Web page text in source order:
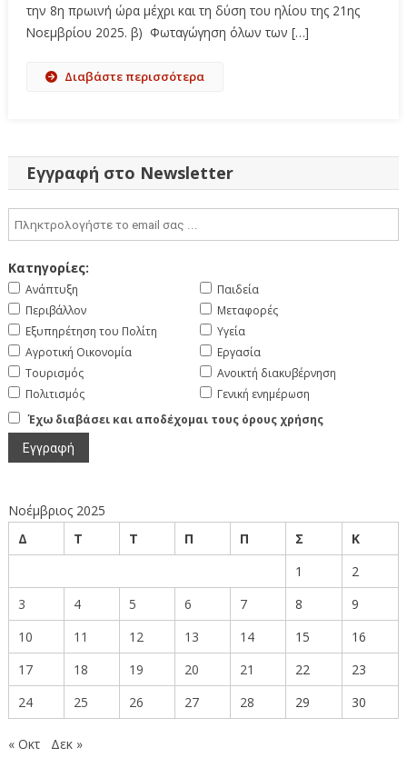
την 8η πρωινή ώρα μέχρι και τη δύση του ηλίου της 21ης
Νοεμβρίου 2025. β) Φωταγώγηση όλων των […]
Διαβάστε περισσότερα
Εγγραφή στο Newsletter
Κατηγορίες:
Ανάπτυξη
Περιβάλλον
Εξυπηρέτηση του Πολίτη
Αγροτική Οικονομία
Τουρισμός
Πολιτισμός
Παιδεία
Μεταφορές
Υγεία
Εργασία
Ανοικτή διακυβέρνηση
Γενική ενημέρωση
Έχω διαβάσει και αποδέχομαι τους όρους χρήσης
Νοέμβριος 2025
Δ
Τ Τ Π Π Σ
Κ
1
2
3
4 5 6 7 8
9
10
11 12 13 14 15
16
17
18 19 20 21 22
23
24
25 26 27 28 29 30
« Οκτ Δεκ »